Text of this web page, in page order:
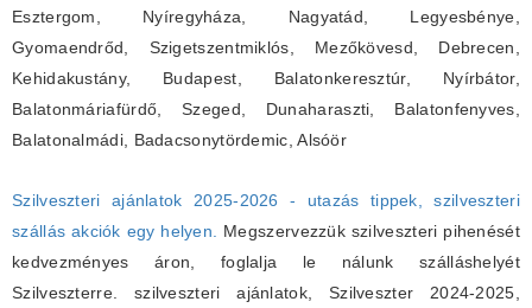
Esztergom, Nyíregyháza, Nagyatád, Legyesbénye,
Gyomaendrőd, Szigetszentmiklós, Mezőkövesd, Debrecen,
Kehidakustány, Budapest, Balatonkeresztúr, Nyírbátor,
Balatonmáriafürdő, Szeged, Dunaharaszti, Balatonfenyves,
Balatonalmádi, Badacsonytördemic, Alsóör
Szilveszteri ajánlatok 2025-2026 - utazás tippek, szilveszteri
szállás akciók egy helyen.
Megszervezzük szilveszteri pihenését
kedvezményes áron, foglalja le nálunk szálláshelyét
Szilveszterre. szilveszteri ajánlatok, Szilveszter 2024-2025,